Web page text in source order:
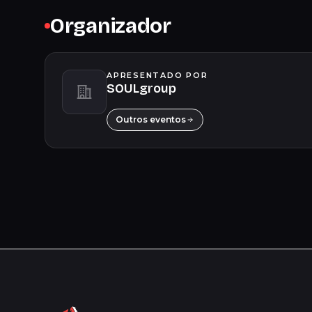
Organizador
APRESENTADO POR
SOULgroup
Outros eventos